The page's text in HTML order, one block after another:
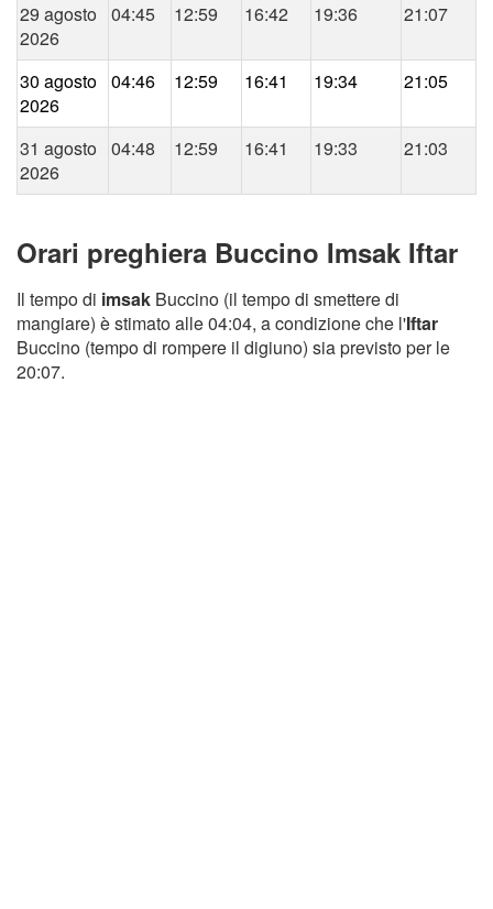
29 agosto
2026
04:45 12:59 16:42 19:36 21:07
30 agosto
2026
04:46 12:59 16:41 19:34 21:05
31 agosto
2026
04:48 12:59 16:41 19:33 21:03
Orari preghiera Buccino Imsak Iftar
Il tempo di imsak Buccino (il tempo di smettere di
mangiare) è stimato alle 04:04, a condizione che l'Iftar
Buccino (tempo di rompere il digiuno) sia previsto per le
20:07.